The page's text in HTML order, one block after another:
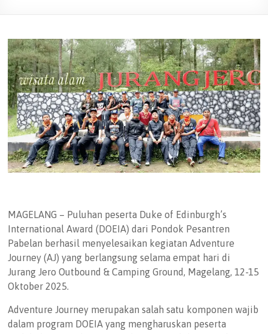
MAGELANG – Puluhan peserta Duke of Edinburgh’s
International Award (DOEIA) dari Pondok Pesantren
Pabelan berhasil menyelesaikan kegiatan Adventure
Journey (AJ) yang berlangsung selama empat hari di
Jurang Jero Outbound & Camping Ground, Magelang, 12-15
Oktober 2025.
Adventure Journey merupakan salah satu komponen wajib
dalam program DOEIA yang mengharuskan peserta